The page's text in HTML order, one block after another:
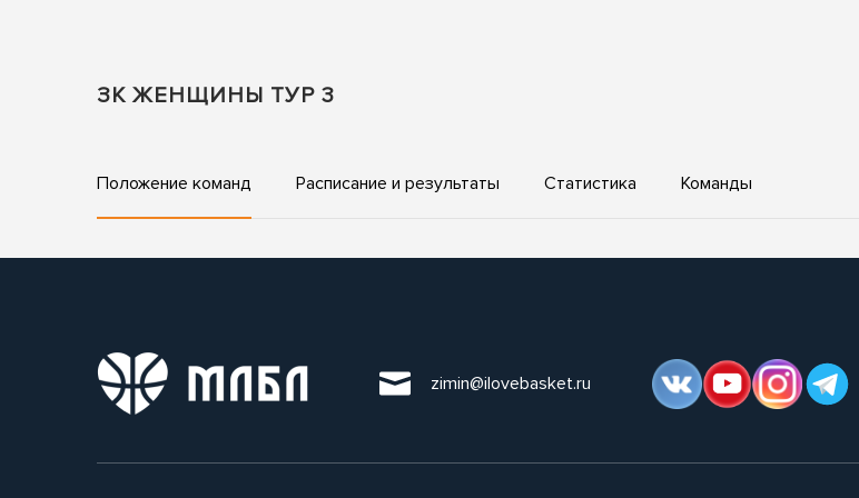
ЗК ЖЕНЩИНЫ ТУР 3
Положение команд Расписание и результаты Статистика Команды
zimin@ilovebasket.ru